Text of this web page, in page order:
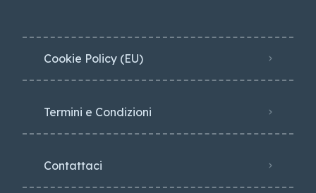
Cookie Policy (EU)
Termini e Condizioni
Contattaci